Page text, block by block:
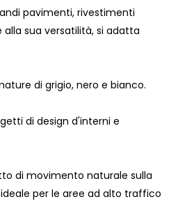
pavimenti, rivestimenti
alla sua versatilità, si adatta
di grigio, nero e bianco.
di design d'interni e
di movimento naturale sulla
per le aree ad alto traffico